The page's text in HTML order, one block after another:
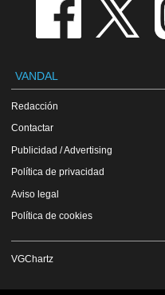
VANDAL
Redacción
Contactar
Publicidad / Advertising
Política de privacidad
Aviso legal
Política de cookies
VGChartz